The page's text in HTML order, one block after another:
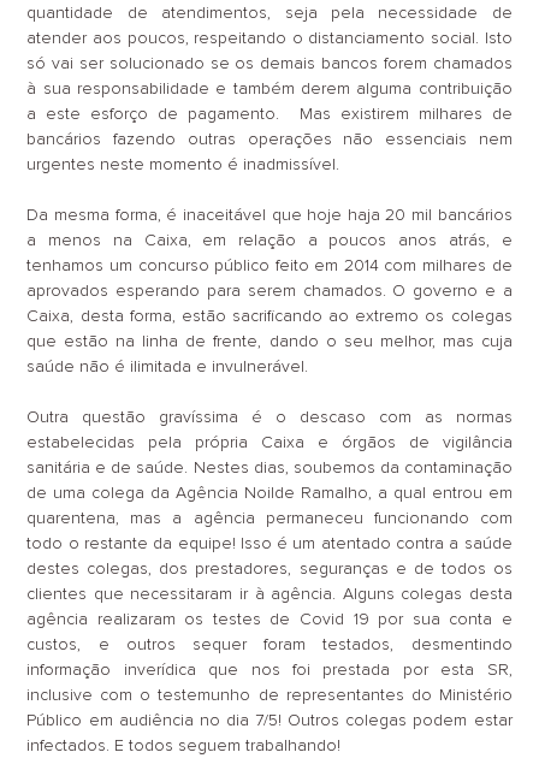
quantidade de atendimentos, seja pela necessidade de
atender aos poucos, respeitando o distanciamento social. Isto
só vai ser solucionado se os demais bancos forem chamados
à sua responsabilidade e também derem alguma contribuição
a este esforço de pagamento. Mas existirem milhares de
bancários fazendo outras operações não essenciais nem
urgentes neste momento é inadmissível.
Da mesma forma, é inaceitável que hoje haja 20 mil bancários
a menos na Caixa, em relação a poucos anos atrás, e
tenhamos um concurso público feito em 2014 com milhares de
aprovados esperando para serem chamados. O governo e a
Caixa, desta forma, estão sacrificando ao extremo os colegas
que estão na linha de frente, dando o seu melhor, mas cuja
saúde não é ilimitada e invulnerável.
Outra questão gravíssima é o descaso com as normas
estabelecidas pela própria Caixa e órgãos de vigilância
sanitária e de saúde. Nestes dias, soubemos da contaminação
de uma colega da Agência Noilde Ramalho, a qual entrou em
quarentena, mas a agência permaneceu funcionando com
todo o restante da equipe! Isso é um atentado contra a saúde
destes colegas, dos prestadores, seguranças e de todos os
clientes que necessitaram ir à agência. Alguns colegas desta
agência realizaram os testes de Covid 19 por sua conta e
custos, e outros sequer foram testados, desmentindo
informação inverídica que nos foi prestada por esta SR,
inclusive com o testemunho de representantes do Ministério
Público em audiência no dia 7/5! Outros colegas podem estar
infectados. E todos seguem trabalhando!